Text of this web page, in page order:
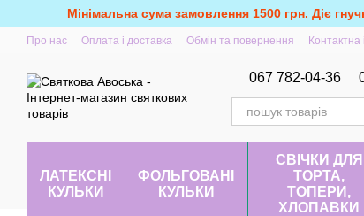
Перейти до основного контенту
Мінімальна сума замовлення 1500 грн. Діє
Про нас Оплата і доставка Обмін та повернення Контактна
067 782-04-36
ЛАТЕКСНІ
КУЛЬКИ
ФОЛЬГОВАНІ
КУЛЬКИ
СВІЧКИ ДЛЯ
ТОРТА,
ТОПЕРИ,
ХЛОПАВКИ